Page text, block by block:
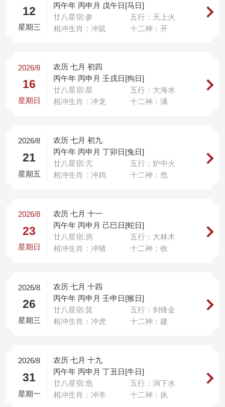
12
星期三
丙午年 丙申月 戊午日[马日]
廿八星宿:参
五行：天上火
相冲生肖：冲鼠
十二神：开
2026/8
16
星期日
农历 七月 初四
丙午年 丙申月 壬戌日[狗日]
廿八星宿:星
五行：大海水
相冲生肖：冲龙
十二神：满
2026/8
21
星期五
农历 七月 初九
丙午年 丙申月 丁卯日[兔日]
廿八星宿:亢
五行：炉中火
相冲生肖：冲鸡
十二神：危
2026/8
23
星期日
农历 七月 十一
丙午年 丙申月 己巳日[蛇日]
廿八星宿:房
五行：大林木
相冲生肖：冲猪
十二神：收
2026/8
26
星期三
农历 七月 十四
丙午年 丙申月 壬申日[猴日]
廿八星宿:箕
五行：剑锋金
相冲生肖：冲虎
十二神：建
2026/8
31
星期一
农历 七月 十九
丙午年 丙申月 丁丑日[牛日]
廿八星宿:危
五行：涧下水
相冲生肖：冲羊
十二神：执